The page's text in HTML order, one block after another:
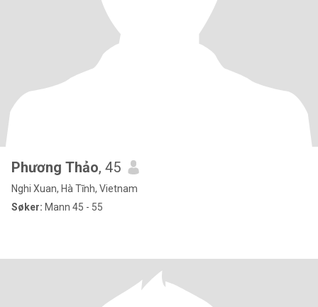
Phương Thảo, 45
Nghi Xuan, Hà Tĩnh, Vietnam
Søker: Mann 45 - 55